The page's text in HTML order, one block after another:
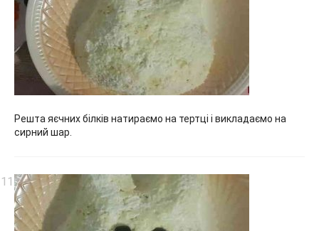
Решта яєчних білків натираємо на тертці і викладаємо на
сирний шар.